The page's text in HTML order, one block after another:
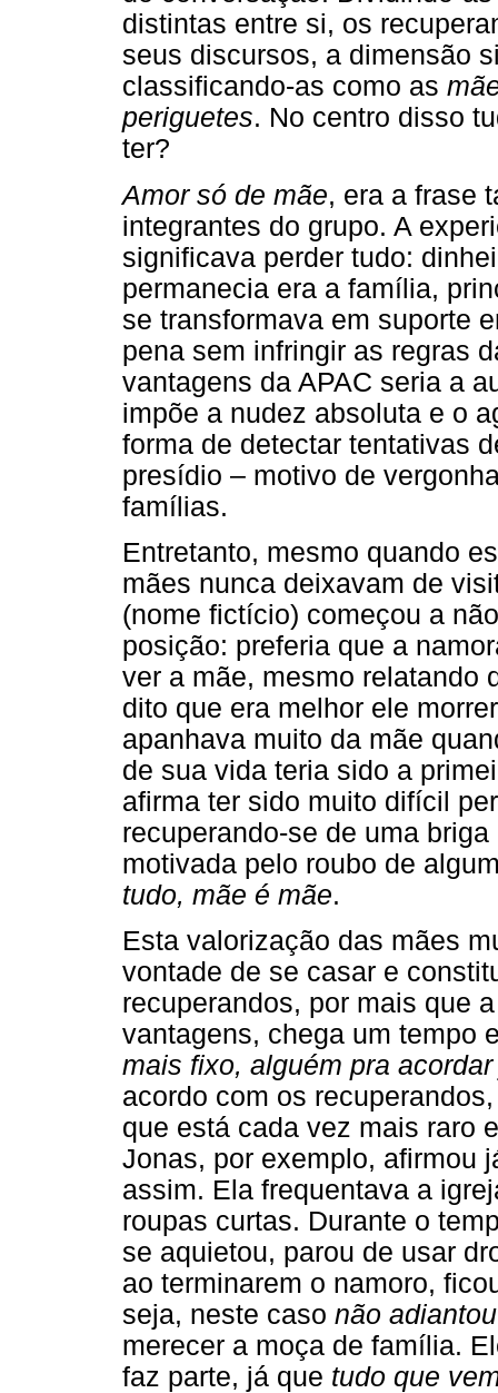
distintas entre si, os
seus discursos, a dimensão
classificando-as como as
periguetes. No centro disso
ter?
Amor só de mãe, era a frase
integrantes do grupo. A
significava perder tudo:
permanecia era a família,
se transformava em suporte
pena sem infringir as regras
vantagens da APAC seria a
impõe a nudez absoluta e o
forma de detectar tentativas
presídio – motivo de
famílias.
Entretanto, mesmo quando
mães nunca deixavam de
(nome fictício) começou a
posição: preferia que a
ver a mãe, mesmo relatando
dito que era melhor ele
apanhava muito da mãe
de sua vida teria sido a
afirma ter sido muito difícil
recuperando-se de uma
motivada pelo roubo de
tudo, mãe é mãe.
Esta valorização das mães
vontade de se casar e
recuperandos, por mais que
vantagens, chega um tempo
mais fixo, alguém pra
acordo com os
que está cada vez mais raro
Jonas, por exemplo, afirmou
assim. Ela frequentava a
roupas curtas. Durante o
se aquietou, parou de usar
ao terminarem o namoro,
seja, neste caso não
merecer a moça de família.
faz parte, já que tudo que